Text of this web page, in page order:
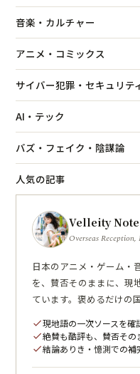
音楽・カルチャー
アニメ・コミックス
サイバー犯罪・セキュリテ
AI・テック
バズ・フェイク・陰謀論
人気の記事
Velleity Note
Overseas
日本のアニメ・ゲーム・
を、賛否そのままに、現
ています。褒めるだけの
check現地語の一次ソースを確
check絶賛も酷評も、賛否その
check結論ありき・憶測での補